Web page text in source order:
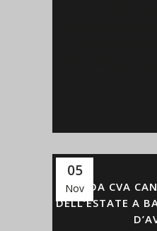
05
Nov
DA CVA
DELL’ESTATE A